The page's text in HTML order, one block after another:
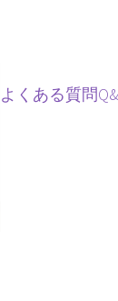
よくある質問